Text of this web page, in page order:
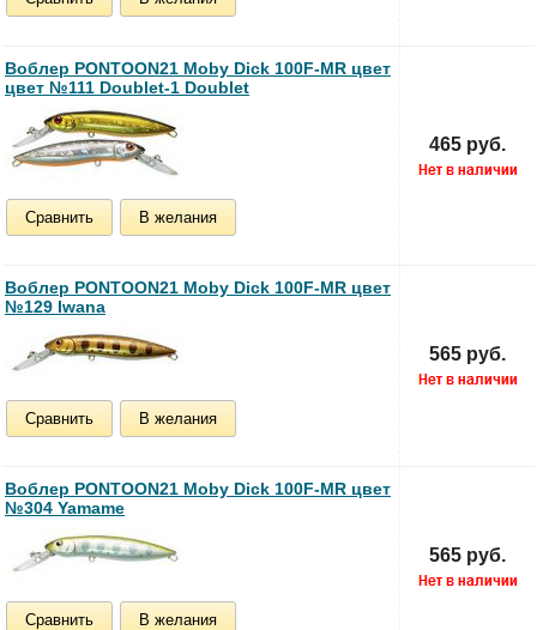
Воблер PONTOON21 Moby Dick 100F-MR цвет
цвет №111 Doublet-1 Doublet
Сравнить В желания
465 руб.
Воблер PONTOON21 Moby Dick 100F-MR цвет
№129 Iwana
Сравнить В желания
565 руб.
Воблер PONTOON21 Moby Dick 100F-MR цвет
№304 Yamame
Сравнить В желания
565 руб.